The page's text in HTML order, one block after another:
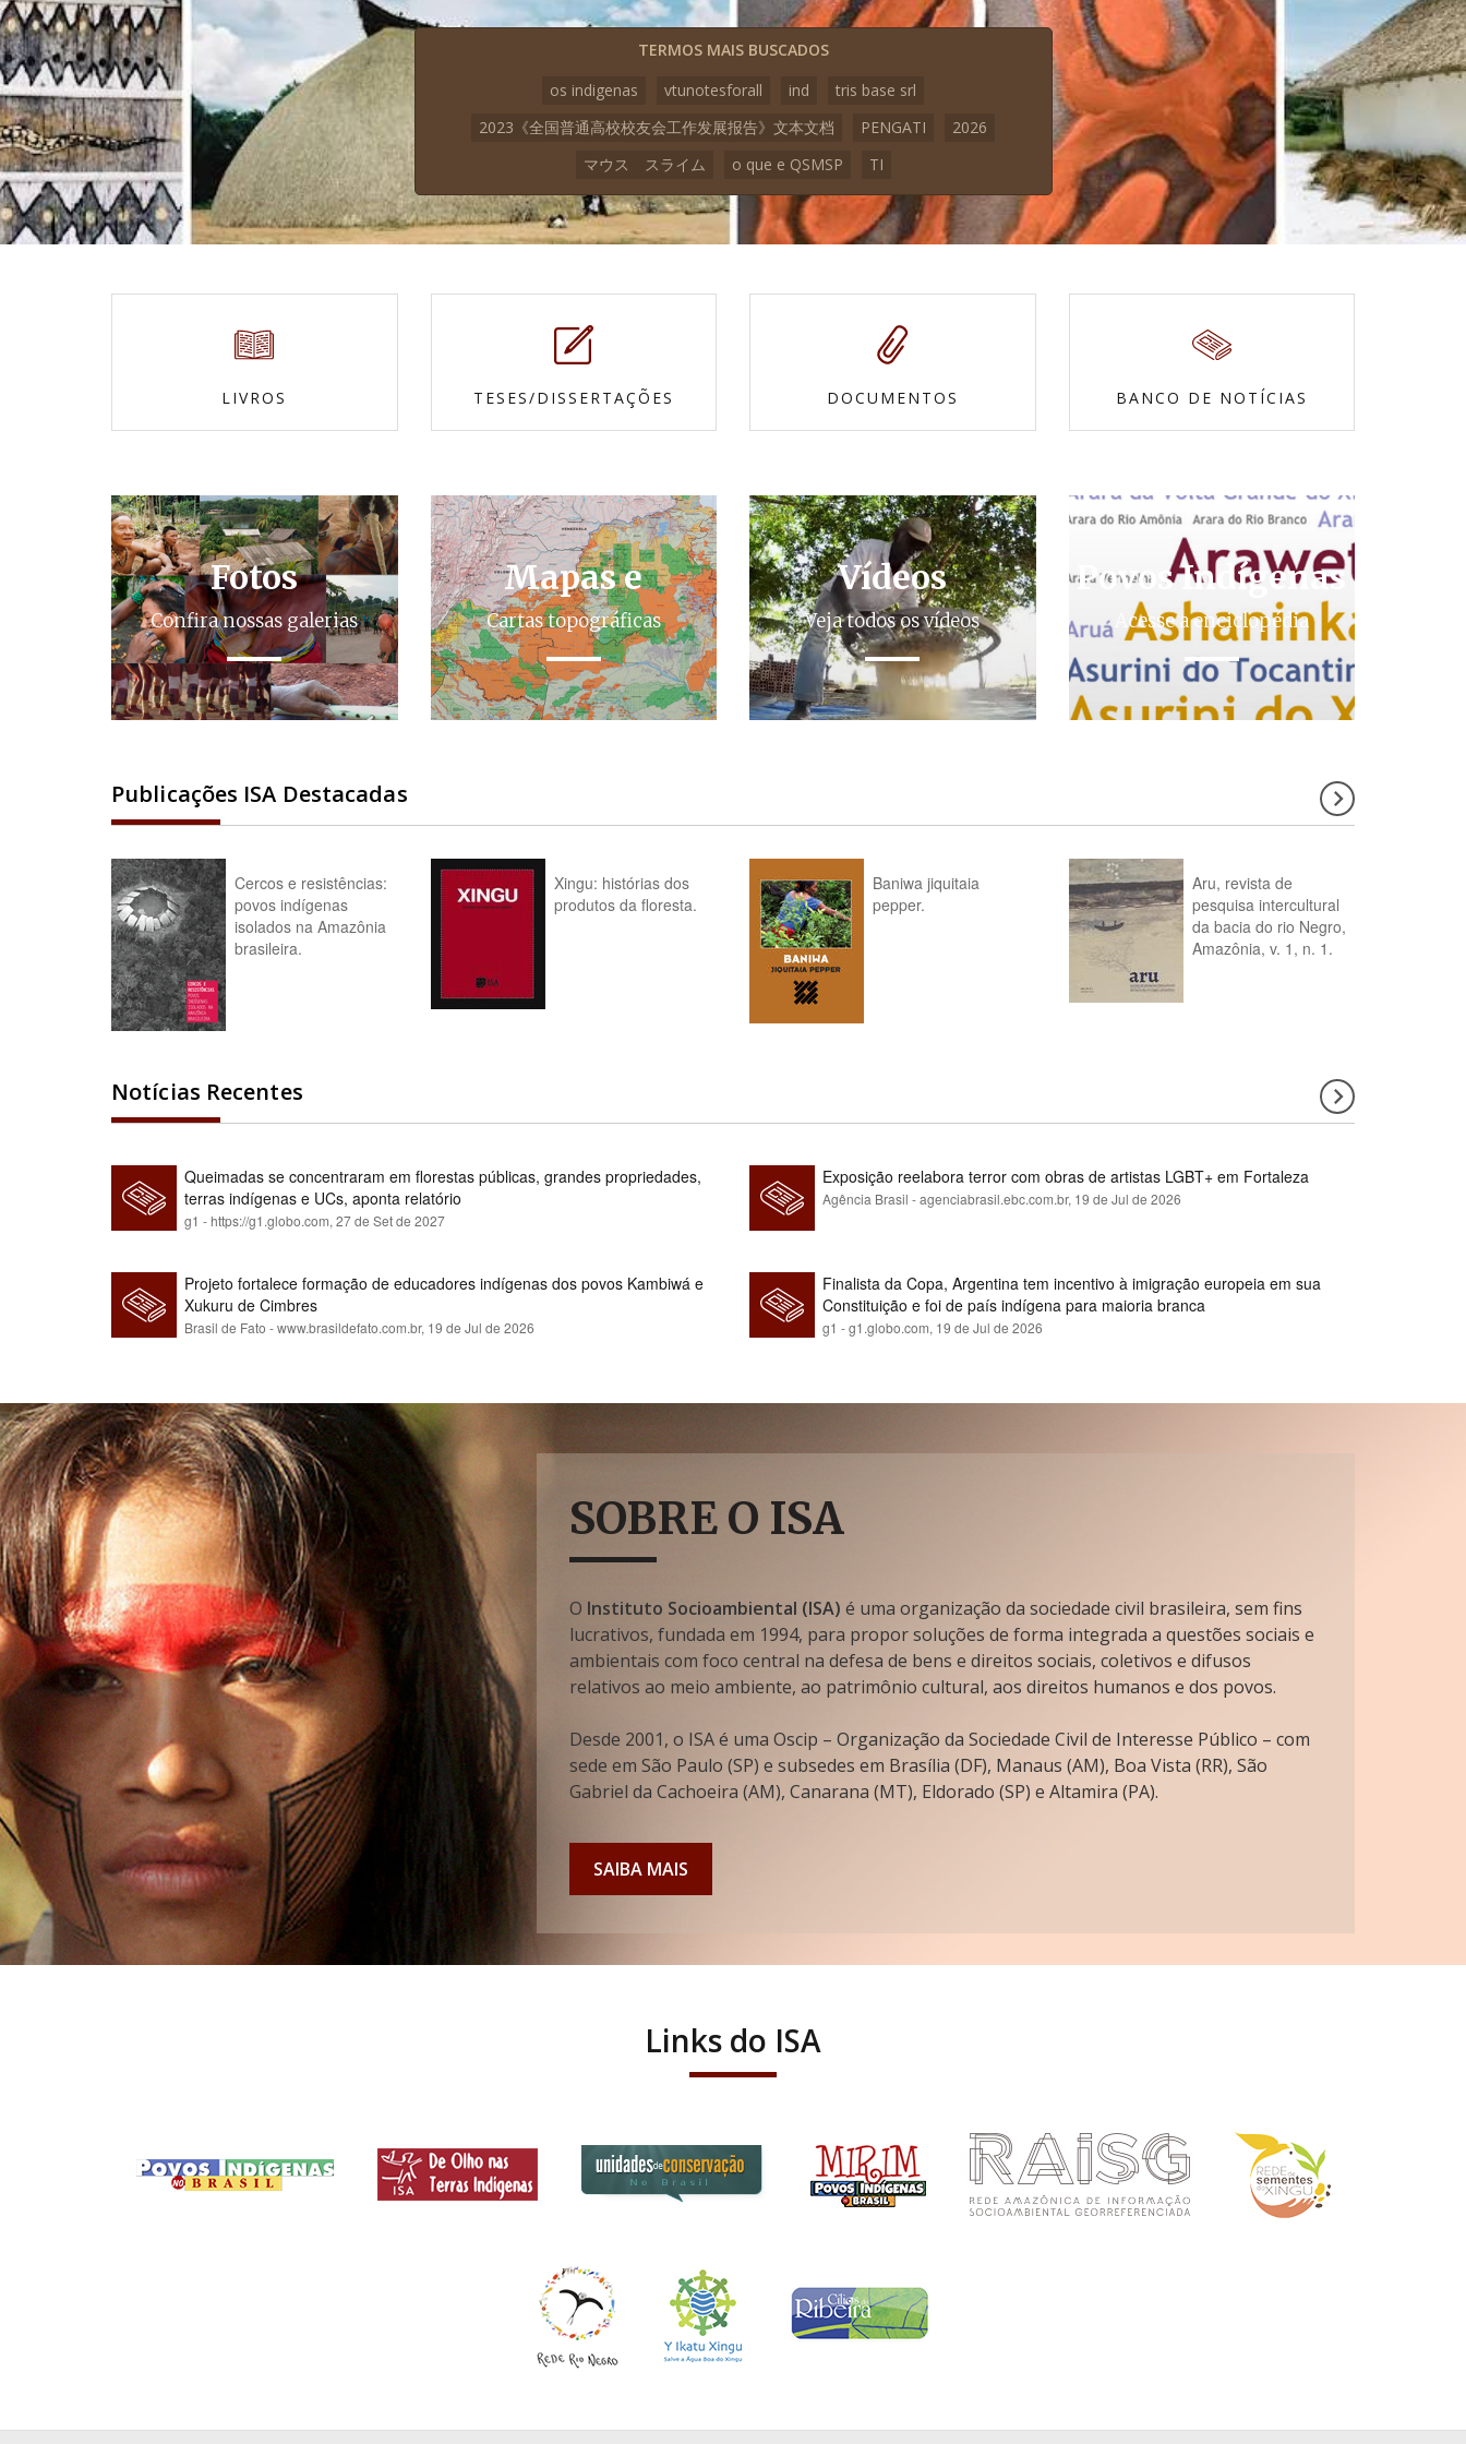
TERMOS MAIS BUSCADOS
os indigenas
vtunotesforall ind
tris base srl
2023《全国普通高校校友会工作发展报告》文本文档
PENGATI
2026
マウス スライム
o que e QSMSP TI
LIVROS TESES/DISSERTAÇÕES DOCUMENTOS BANCO DE NOTÍCIAS
Fotos
Confira nossas galerias
Mapas e
Cartas topográficas
Vídeos
Veja todos os vídeos
Povos Indígenas
Acesse a enciclopédia
Publicações ISA Destacadas
Cercos e resistências:
povos indígenas
isolados na Amazônia
brasileira.
Xingu: histórias dos
produtos da floresta.
Baniwa jiquitaia
pepper.
Aru, revista de
pesquisa intercultural
da bacia do rio Negro,
Amazônia, v. 1, n. 1.
Notícias Recentes
Queimadas se concentraram em florestas públicas, grandes propriedades,
terras indígenas e UCs, aponta relatório
g1 - https://g1.globo.com, 27 de Set de 2027
Exposição reelabora terror com obras de artistas LGBT+ em Fortaleza
Agência Brasil - agenciabrasil.ebc.com.br, 19 de Jul de 2026
Projeto fortalece formação de educadores indígenas dos povos Kambiwá e
Xukuru de Cimbres
Brasil de Fato - www.brasildefato.com.br, 19 de Jul de 2026
Finalista da Copa, Argentina tem incentivo à imigração europeia em sua
Constituição e foi de país indígena para maioria branca
g1 - g1.globo.com, 19 de Jul de 2026
SOBRE O ISA
O Instituto Socioambiental (ISA) é uma organização da sociedade civil brasileira, sem fins
lucrativos, fundada em 1994, para propor soluções de forma integrada a questões sociais e
ambientais com foco central na defesa de bens e direitos sociais, coletivos e difusos
relativos ao meio ambiente, ao patrimônio cultural, aos direitos humanos e dos povos.
Desde 2001, o ISA é uma Oscip – Organização da Sociedade Civil de Interesse Público – com
sede em São Paulo (SP) e subsedes em Brasília (DF), Manaus (AM), Boa Vista (RR), São
Gabriel da Cachoeira (AM), Canarana (MT), Eldorado (SP) e Altamira (PA).
SAIBA MAIS
Links do ISA